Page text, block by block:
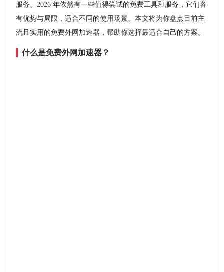
服务。2026 年依然有一些值得尝试的免费工具和服务，它们各
有优势与局限，适合不同的使用场景。本文将为你盘点目前主
流且实用的免费外网加速器，帮助你选择最适合自己的方案。
什么是免费外网加速器？